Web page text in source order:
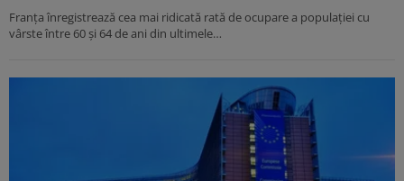
Franța înregistrează cea mai ridicată rată de ocupare a populației cu
vârste între 60 și 64 de ani din ultimele…